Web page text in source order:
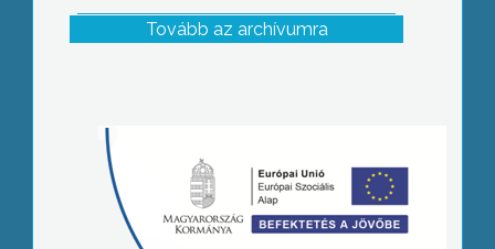
Tovább az archívumra